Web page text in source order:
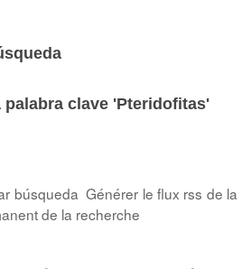
palabra clave 'Pteridofitas'
búsqueda Générer le flux rss de la
de la recherche